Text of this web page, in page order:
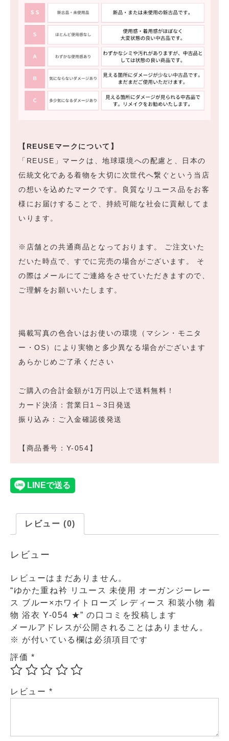
【REUSEマークについて】
「REUSE」マークは、地球環境への配慮と、日本の
伝統文化である着物を大切に次世代へ繋ぐという当店
の想いを込めたマークです。良質なリユース品をお客
様にお届けすることで、持続可能な社会に貢献してま
いります。
※店舗との共通商品となっております。 ご注文いた
だいた時点で、すでに完売の場合がございます。 そ
の際はメールにてご連絡をさせていただきますので、
ご理解をお願いいたします。
掲載写真の色合いはお使いの環境（マシン・モニタ
ー・OS）により実物と多少異なる場合がございます
あらかじめご了承ください
ご購入の合計金額が1万円以上で送料無料！
カード決済：営業日1～3日発送
振り込み：ご入金確認後発送
【商品番号：Y-054】
レビュー (0)
レビュー
レビューはまだありません。
“ゆかた重ね衿 リユース 未使用 オーガンジーレー
ス ブルー×ホワイトローズ レディース 和装小物 着
物 浴衣 Y-054 ★” の口コミを投稿します
メールアドレスが公開されることはありません。
※ が付いている欄は必須項目です
評価 *
レビュー *